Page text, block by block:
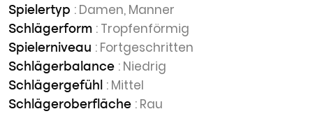
Spielertyp : Damen, Manner
Schlägerform : Tropfenförmig
Spielerniveau : Fortgeschritten
Schlägerbalance : Niedrig
Schlägergefühl : Mittel
Schlägeroberfläche : Rau